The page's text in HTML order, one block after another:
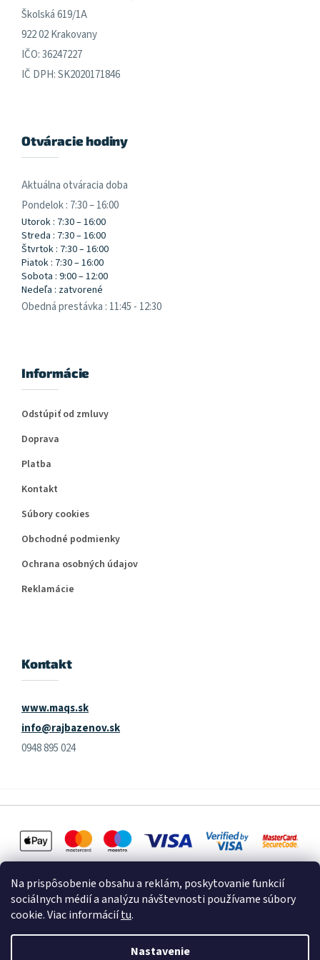
Na prispôsobenie obsahu a reklám, poskytovanie funkcií
sociálnych médií a analýzu návštevnosti používame súbory
cookie. Viac informáciítu.
Nastavenie
Školská 619/1A
922 02 Krakovany
IČO: 36247227
IČ DPH: SK2020171846
Otváracie hodiny
Aktuálna otváracia doba
Pondelok : 7:30 – 16:00
Utorok : 7:30 – 16:00
Streda : 7:30 – 16:00
Štvrtok : 7:30 – 16:00
Piatok : 7:30 – 16:00
Sobota : 9:00 – 12:00
Nedeľa : zatvorené
Obedná prestávka : 11:45 - 12:30
Informácie
Odstúpiť od zmluvy
Doprava
Platba
Kontakt
Súbory cookies
Obchodné podmienky
Ochrana osobných údajov
Reklamácie
Kontakt
www.maqs.sk
info@rajbazenov.sk
0948 895 024